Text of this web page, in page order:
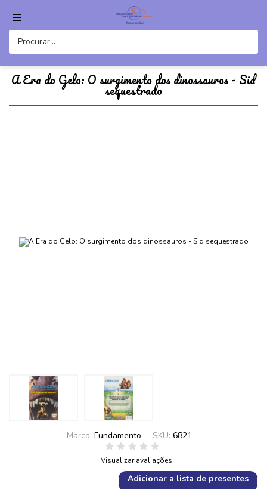
A Era do Gelo: O surgimento dos dinossauros - Sid
sequestrado
Marca: Fundamento SKU: 6821
Visualizar avaliações
Adicionar a lista de presentes